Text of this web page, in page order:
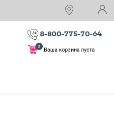
8-800-775-70-64
Ваша корзина пуста
0